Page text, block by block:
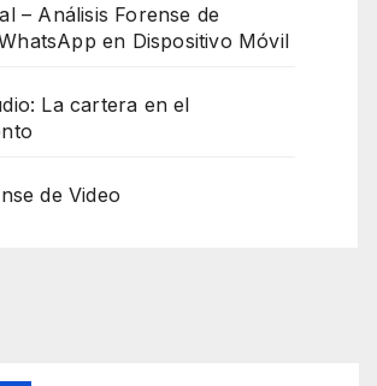
– Análisis Forense de
en Dispositivo Móvil
La cartera en el
de Video